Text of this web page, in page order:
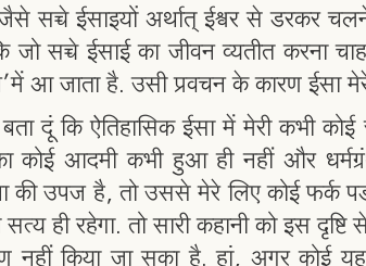
सच्चे ईसाइयों अर्थात् ईश्वर से डरकर
जो सच्चे ईसाई का जीवन व्यतीत करना
आ जाता है. उसी प्रवचन के कारण ईसा मेरे
दूं कि ऐतिहासिक ईसा में मेरी कभी
कोई आदमी कभी हुआ ही नहीं और
की उपज है, तो उससे मेरे लिए कोई फर्क
ही रहेगा. तो सारी कहानी को इस